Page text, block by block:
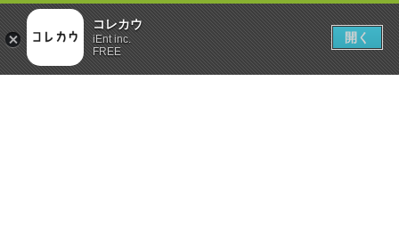
コレカウ
iEnt inc.
FREE
開く